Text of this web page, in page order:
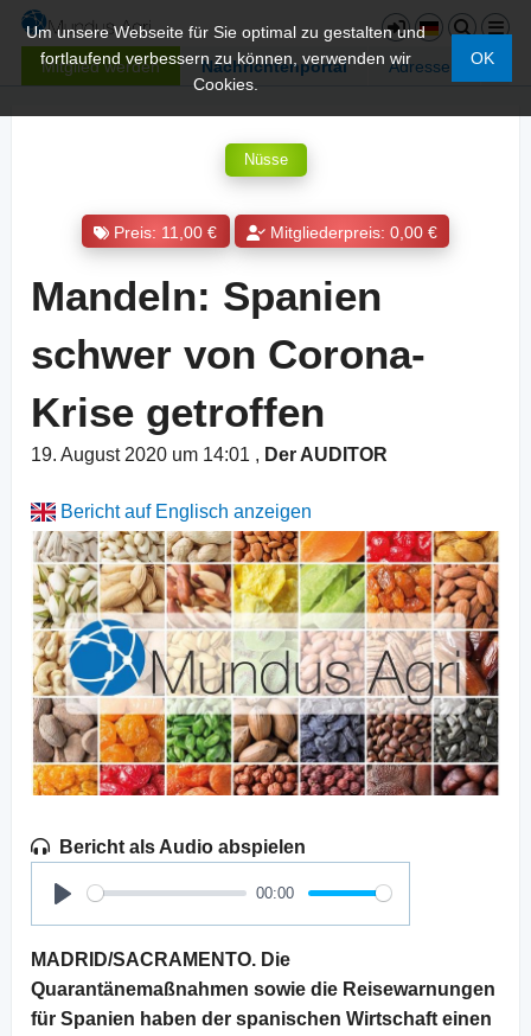
Mitglied werden Nachrichtenportal Adressen
Um unsere Webseite für Sie optimal zu gestalten und
fortlaufend verbessern zu können, verwenden wir
Cookies.
OK
Nüsse
Preis: 11,00 € Mitgliederpreis: 0,00 €
Mandeln: Spanien
schwer von Corona-
Krise getroffen
19. August 2020 um 14:01 , Der AUDITOR
Bericht auf Englisch anzeigen
Bericht als Audio abspielen
Play
00:00
MADRID/SACRAMENTO. Die
Quarantänemaßnahmen sowie die Reisewarnungen
für Spanien haben der spanischen Wirtschaft einen